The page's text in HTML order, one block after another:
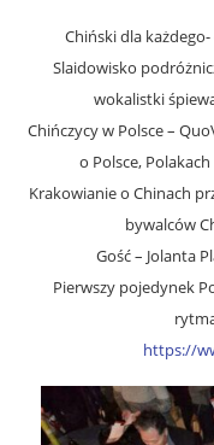
Chiński dla każdego-
Slaidowisko
wokalistki
Chińczycy w Polsce –
o Polsce,
Krakowianie o Chinach
bywalców
Gość – Jolanta
Pierwszy pojedynek
https://